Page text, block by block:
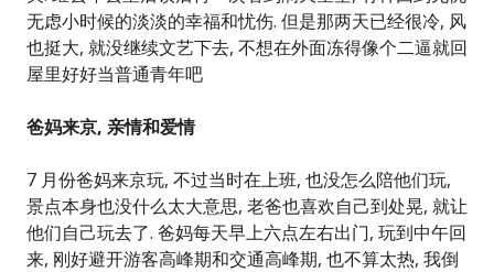
无虑小时候的淡淡的幸福和忧伤. 但是那两天已经很冷, 风
也挺大, 就没继续文艺下去, 不想在外面冻得像个二逼就回
屋里好好当普通青年吧
爸妈来京, 亲情和爱情
7 月份爸妈来京玩, 不过当时在上班, 也没怎么陪他们玩,
景点本身也没什么太大意思, 老爸也喜欢自己到处晃, 就让
他们自己玩去了. 爸妈每天早上六点左右出门, 玩到中午回
来, 刚好避开游客高峰期和交通高峰期, 也不算太热, 我倒